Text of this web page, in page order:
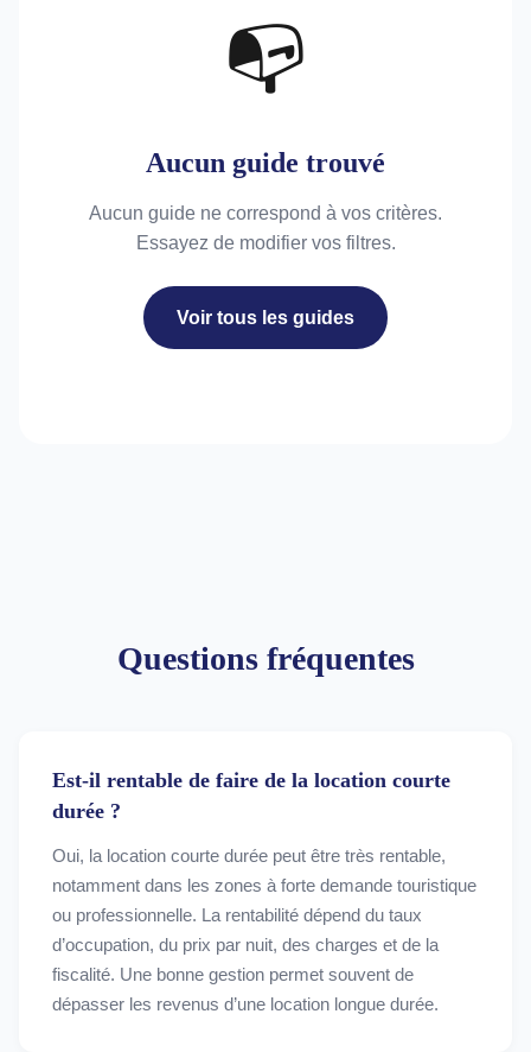
📭
Aucun guide trouvé
Aucun guide ne correspond à vos critères.
Essayez de modifier vos filtres.
Voir tous les guides
Questions fréquentes
Est-il rentable de faire de la location courte
durée ?
Oui, la location courte durée peut être très rentable,
notamment dans les zones à forte demande touristique
ou professionnelle. La rentabilité dépend du taux
d’occupation, du prix par nuit, des charges et de la
fiscalité. Une bonne gestion permet souvent de
dépasser les revenus d’une location longue durée.